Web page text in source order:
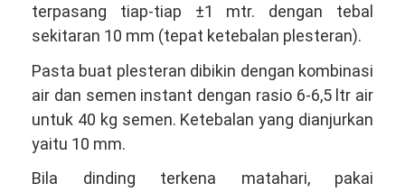
terpasang tiap-tiap ±1 mtr. dengan tebal
sekitaran 10 mm (tepat ketebalan plesteran).
Pasta buat plesteran dibikin dengan kombinasi
air dan semen instant dengan rasio 6-6,5 ltr air
untuk 40 kg semen. Ketebalan yang dianjurkan
yaitu 10 mm.
Bila dinding terkena matahari, pakai